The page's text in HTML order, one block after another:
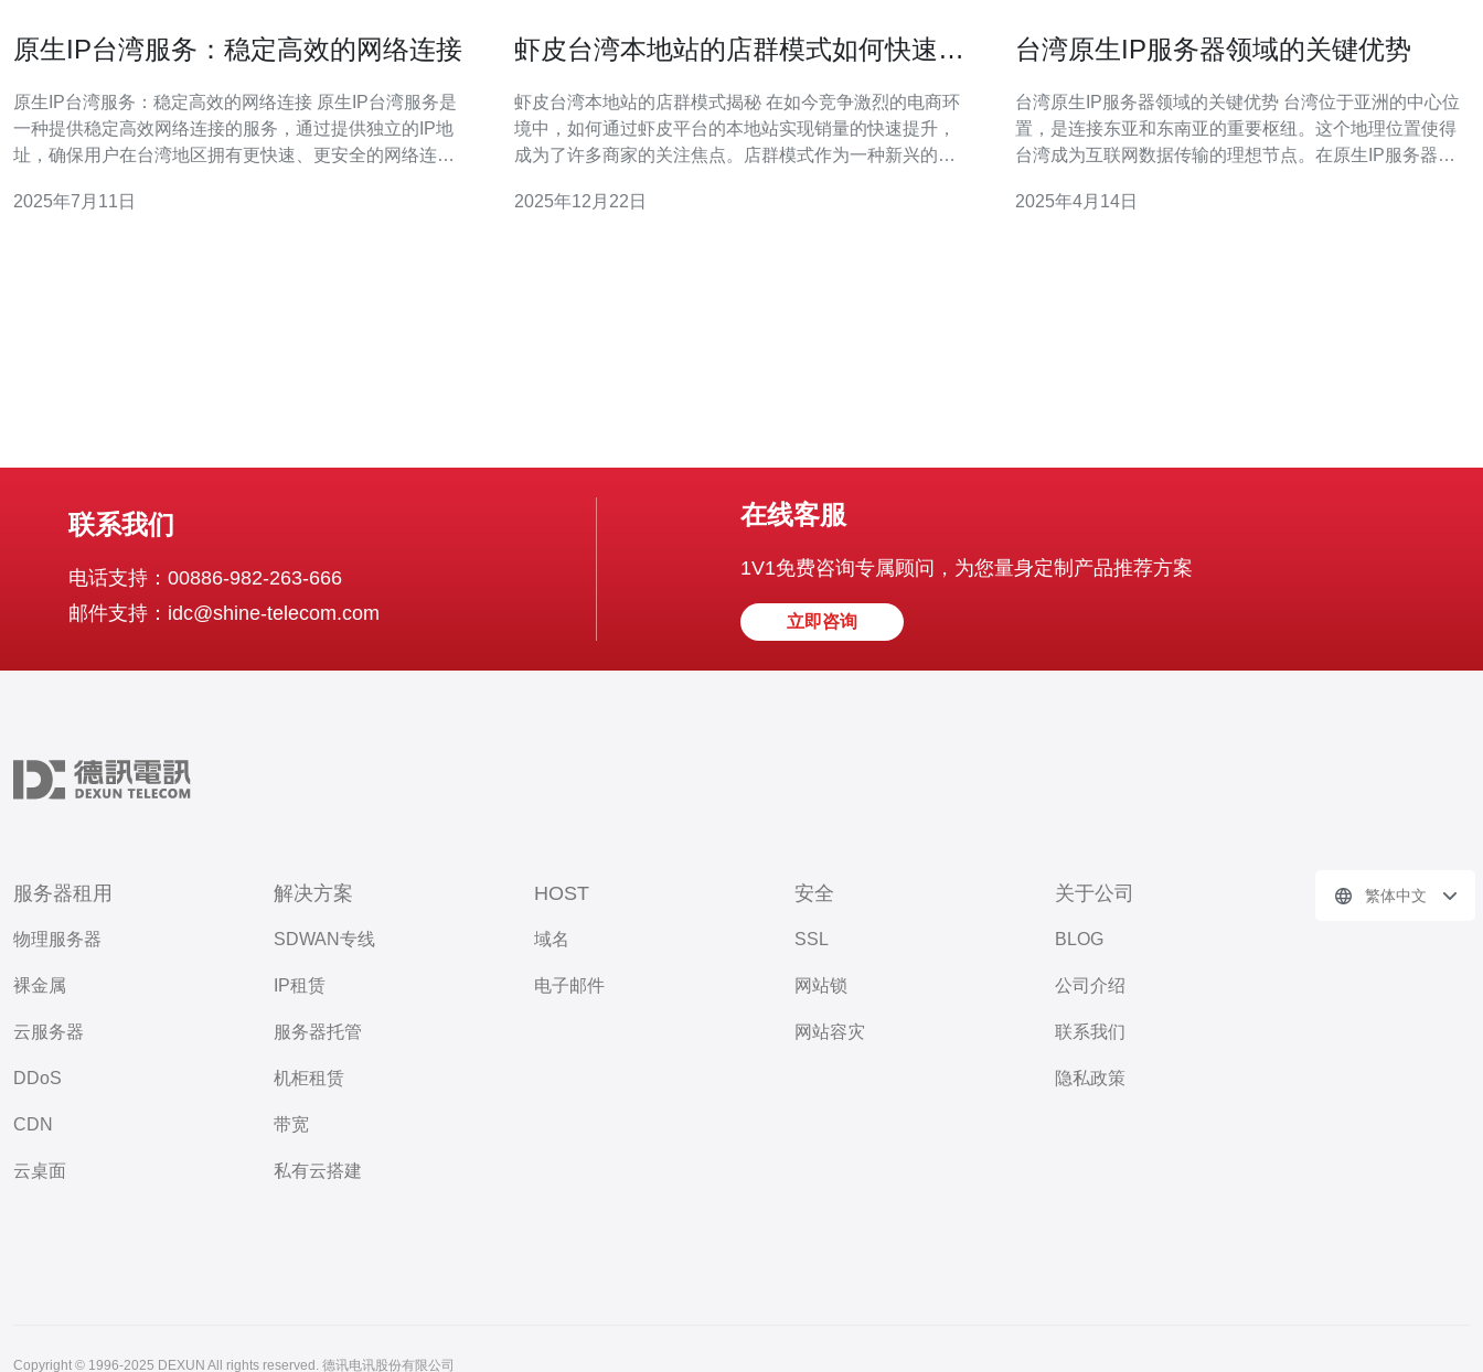
原生IP台湾服务：稳定高效的网络连接
原生IP台湾服务：稳定高效的网络连接 原生IP台湾服务是
一种提供稳定高效网络连接的服务，通过提供独立的IP地
址，确保用户在台湾地区拥有更快速、更安全的网络连
和稳定性。 原生IP台湾服务相比于传统的网络连接方式有
2025年7月11日
虾皮台湾本地站的店群模式如何快速提
虾皮台湾本地站的店群模式揭秘 在如今竞争激烈的电商环
境中，如何通过虾皮平台的本地站实现销量的快速提升，
成为了许多商家的关注焦点。店群模式作为一种新兴的经
探讨这一模式的核心优势，以及如何有效运用它来提升销
2025年12月22日
台湾原生IP服务器领域的关键优势
台湾原生IP服务器领域的关键优势 台湾位于亚洲的中心位
置，是连接东亚和东南亚的重要枢纽。这个地理位置使得
台湾成为互联网数据传输的理想节点。在原生IP服务器领
快，为用户提供更流畅的网络体验。 台湾拥有先进的网络
2025年4月14日
联系我们
电话支持：00886-982-263-666
邮件支持：idc@shine-telecom.com
在线客服
1V1免费咨询专属顾问，为您量身定制产品推荐方案
立即咨询
服务器租用
物理服务器
裸金属
云服务器
DDoS
CDN
云桌面
解决方案
SDWAN专线
IP租赁
服务器托管
机柜租赁
带宽
私有云搭建
HOST
域名
电子邮件
安全
SSL
网站锁
网站容灾
关于公司
BLOG
公司介绍
联系我们
隐私政策
繁体中文
Copyright © 1996-2025 DEXUN All rights reserved. 德讯电讯股份有限公司